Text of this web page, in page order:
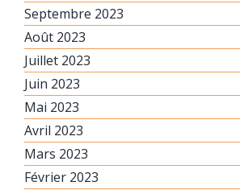
Septembre 2023
Août 2023
Juillet 2023
Juin 2023
Mai 2023
Avril 2023
Mars 2023
Février 2023